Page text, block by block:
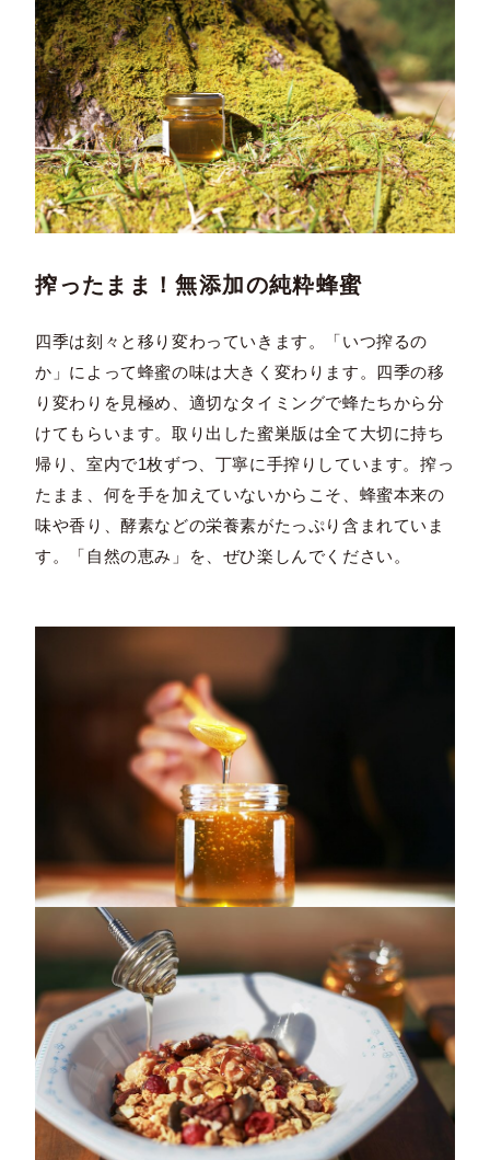
搾ったまま！無添加の純粋蜂蜜
四季は刻々と移り変わっていきます。「いつ搾るの
か」によって蜂蜜の味は大きく変わります。四季の移
り変わりを見極め、適切なタイミングで蜂たちから分
けてもらいます。取り出した蜜巣版は全て大切に持ち
帰り、室内で1枚ずつ、丁寧に手搾りしています。搾っ
たまま、何を手を加えていないからこそ、蜂蜜本来の
味や香り、酵素などの栄養素がたっぷり含まれていま
す。「自然の恵み」を、ぜひ楽しんでください。